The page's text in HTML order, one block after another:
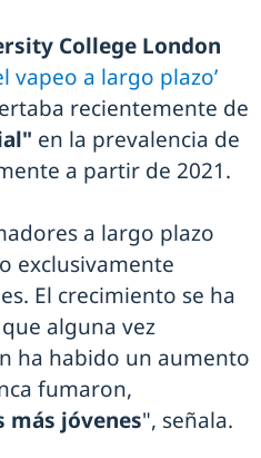
College London
vapeo a largo plazo’
recientemente de
en la prevalencia de
a partir de 2021.
a largo plazo
exclusivamente
El crecimiento se ha
alguna vez
ha habido un aumento
fumaron,
más jóvenes", señala.